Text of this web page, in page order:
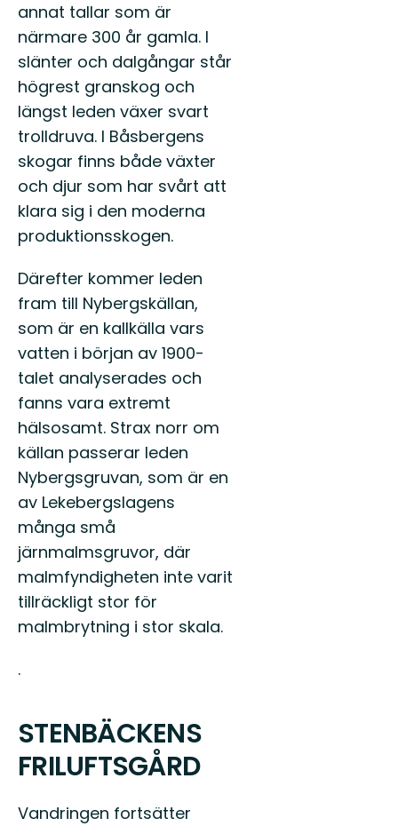
annat tallar som är
närmare 300 år gamla. I
slänter och dalgångar står
högrest granskog och
längst leden växer svart
trolldruva. I Båsbergens
skogar finns både växter
och djur som har svårt att
klara sig i den moderna
produktionsskogen.
Därefter kommer leden
fram till Nybergskällan,
som är en kallkälla vars
vatten i början av 1900-
talet analyserades och
fanns vara extremt
hälsosamt. Strax norr om
källan passerar leden
Nybergsgruvan, som är en
av Lekebergslagens
många små
järnmalmsgruvor, där
malmfyndigheten inte varit
tillräckligt stor för
malmbrytning i stor skala.
.
STENBÄCKENS
FRILUFTSGÅRD
Vandringen fortsätter